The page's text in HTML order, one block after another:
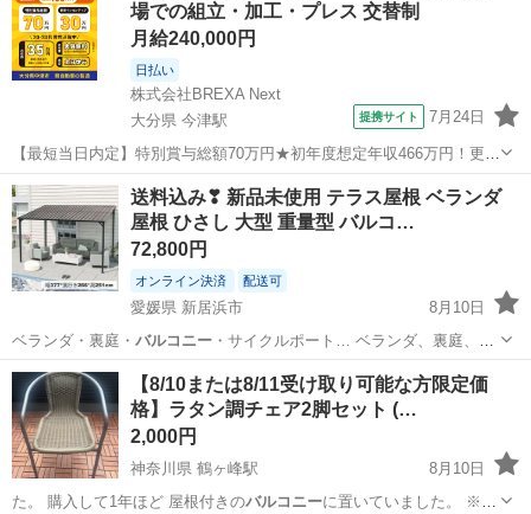
場での組立・加工・プレス 交替制
月給240,000円
日払い
株式会社BREXA Next
大分県 今津駅
提携サイト 7月24日
【最短当日内定】特別賞与総額70万円★初年度想定年収466万円！更新
インセンティブ30万円★無料の備品付き寮完備＆赴任旅費会社負担◎
業績賞与＆昇給あり！軽自動車の製造業務！ ダイハツ車の製造 大手自
動車メーカーである『ダイ...
大分 中津市 今津駅 その他
送料込み❣ 新品未使用 テラス屋根 ベランダ
屋根 ひさし 大型 重量型 バルコ…
72,800円
オンライン決済 配送可
愛媛県 新居浜市
8月10日
ベランダ・裏庭・ バルコニー・サイクルポート… ベランダ、裏庭、
ルコニーはもちろん、サイ…
愛媛 新居浜市 家庭用品
【8/10または8/11受け取り可能な方限定価
格】ラタン調チェア2脚セット (…
2,000円
神奈川県 鶴ヶ峰駅
8月10日
た。 購入して1年ほど 屋根付きのバルコニーに置いていました。 ※1